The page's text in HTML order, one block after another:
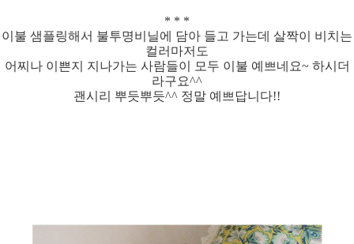
* * *
이불 샘플링해서 불투명비닐에 담아 들고 가는데 살짝이 비치는
컬러마저도
어찌나 이쁜지 지나가는 사람들이 모두 이불 예쁘네요~ 하시더
라구요^^
괜시리 뿌듯뿌듯^^ 정말 예쁘답니다!!